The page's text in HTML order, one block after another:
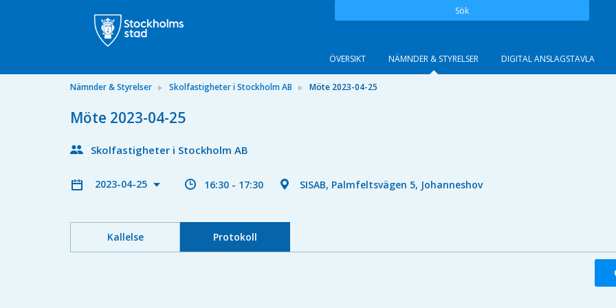
Sök
ÖVERSIKT NÄMNDER & STYRELSER DIGITAL ANSLAGSTAVLA
Nämnder & Styrelser Skolfastigheter i Stockholm AB Möte 2023-04-25
Möte 2023-04-25
Skolfastigheter i Stockholm AB
2023-04-25 16:30 - 17:30 SISAB, Palmfeltsvägen 5, Johanneshov
Kallelse Protokoll